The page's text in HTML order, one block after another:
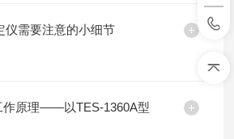
仪需要注意的小细节
作原理——以TES-1360A型